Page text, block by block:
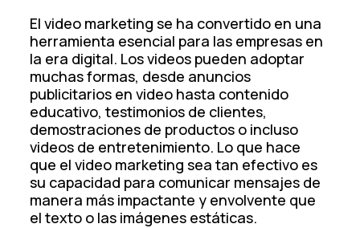
El video marketing se ha convertido en una
herramienta esencial para las empresas en
la era digital. Los videos pueden adoptar
muchas formas, desde anuncios
publicitarios en video hasta contenido
educativo, testimonios de clientes,
demostraciones de productos o incluso
videos de entretenimiento. Lo que hace
que el video marketing sea tan efectivo es
su capacidad para comunicar mensajes de
manera más impactante y envolvente que
el texto o las imágenes estáticas.